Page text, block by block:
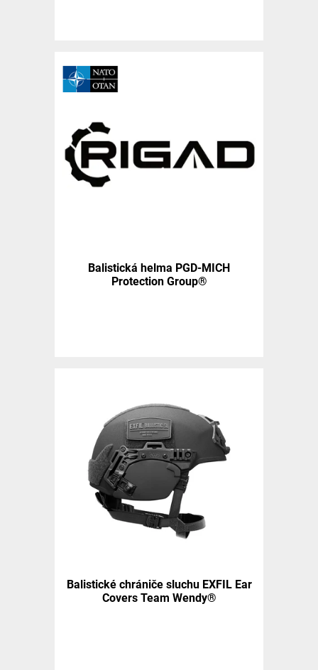
Balistická helma PGD-MICH
Protection Group®
Balistické chrániče sluchu EXFIL Ear
Covers Team Wendy®